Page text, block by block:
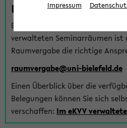
Räumen
Bei Fragen zur Vergabe von
verwalteten Seminarräumen ist
Raumvergabe die richtige
raumvergabe@uni-bielefeld.de
Einen Überblick über die
Belegungen können Sie sich
verschaffen: Im eKVV
Impressum